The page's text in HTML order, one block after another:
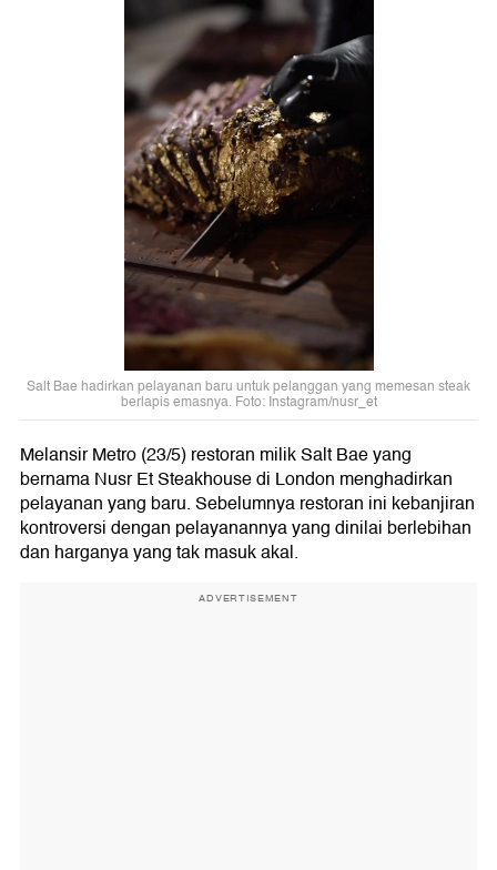
Salt Bae hadirkan pelayanan baru untuk pelanggan yang memesan steak
berlapis emasnya. Foto: Instagram/nusr_et
Melansir Metro (23/5) restoran milik Salt Bae yang
bernama Nusr Et Steakhouse di London menghadirkan
pelayanan yang baru. Sebelumnya restoran ini kebanjiran
kontroversi dengan pelayanannya yang dinilai berlebihan
dan harganya yang tak masuk akal.
ADVERTISEMENT